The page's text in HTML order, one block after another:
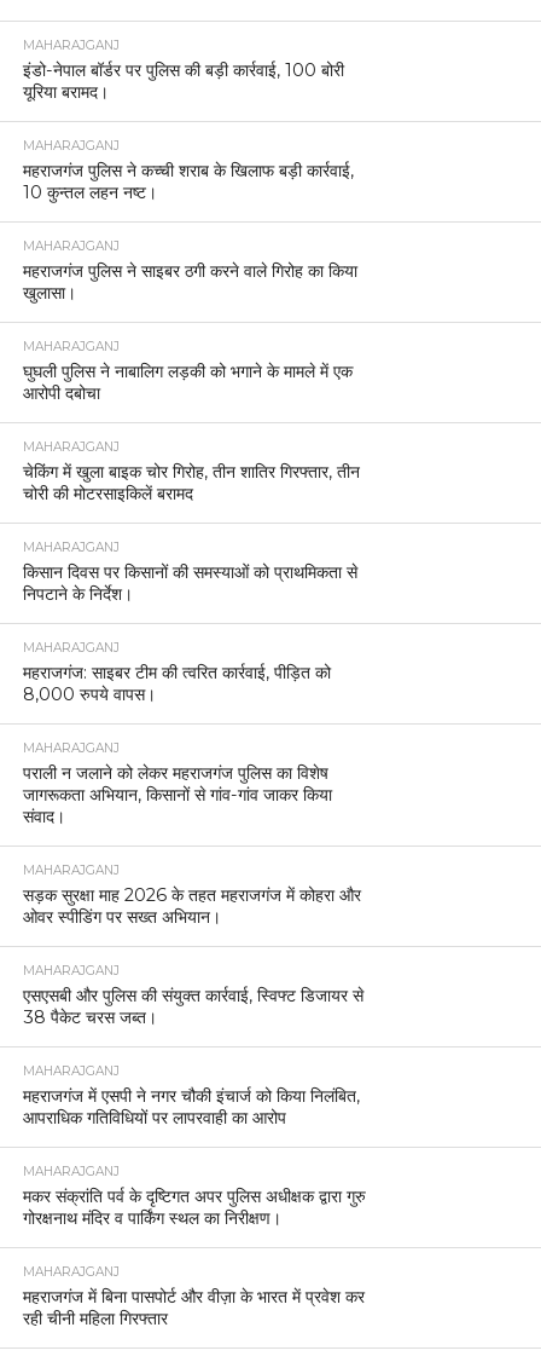
MAHARAJGANJ
इंडो-नेपाल बॉर्डर पर पुलिस की बड़ी कार्रवाई, 100 बोरी
यूरिया बरामद।
MAHARAJGANJ
महराजगंज पुलिस ने कच्ची शराब के खिलाफ बड़ी कार्रवाई,
10 कुन्तल लहन नष्ट।
MAHARAJGANJ
महराजगंज पुलिस ने साइबर ठगी करने वाले गिरोह का किया
खुलासा।
MAHARAJGANJ
घुघली पुलिस ने नाबालिग लड़की को भगाने के मामले में एक
आरोपी दबोचा
MAHARAJGANJ
चेकिंग में खुला बाइक चोर गिरोह, तीन शातिर गिरफ्तार, तीन
चोरी की मोटरसाइकिलें बरामद
MAHARAJGANJ
किसान दिवस पर किसानों की समस्याओं को प्राथमिकता से
निपटाने के निर्देश।
MAHARAJGANJ
महराजगंज: साइबर टीम की त्वरित कार्रवाई, पीड़ित को
8,000 रुपये वापस।
MAHARAJGANJ
पराली न जलाने को लेकर महराजगंज पुलिस का विशेष
जागरूकता अभियान, किसानों से गांव-गांव जाकर किया
संवाद।
MAHARAJGANJ
सड़क सुरक्षा माह 2026 के तहत महराजगंज में कोहरा और
ओवर स्पीडिंग पर सख्त अभियान।
MAHARAJGANJ
एसएसबी और पुलिस की संयुक्त कार्रवाई, स्विफ्ट डिजायर से
38 पैकेट चरस जब्त।
MAHARAJGANJ
महराजगंज में एसपी ने नगर चौकी इंचार्ज को किया निलंबित,
आपराधिक गतिविधियों पर लापरवाही का आरोप
MAHARAJGANJ
मकर संक्रांति पर्व के दृष्टिगत अपर पुलिस अधीक्षक द्वारा गुरु
गोरक्षनाथ मंदिर व पार्किंग स्थल का निरीक्षण।
MAHARAJGANJ
महराजगंज में बिना पासपोर्ट और वीज़ा के भारत में प्रवेश कर
रही चीनी महिला गिरफ्तार